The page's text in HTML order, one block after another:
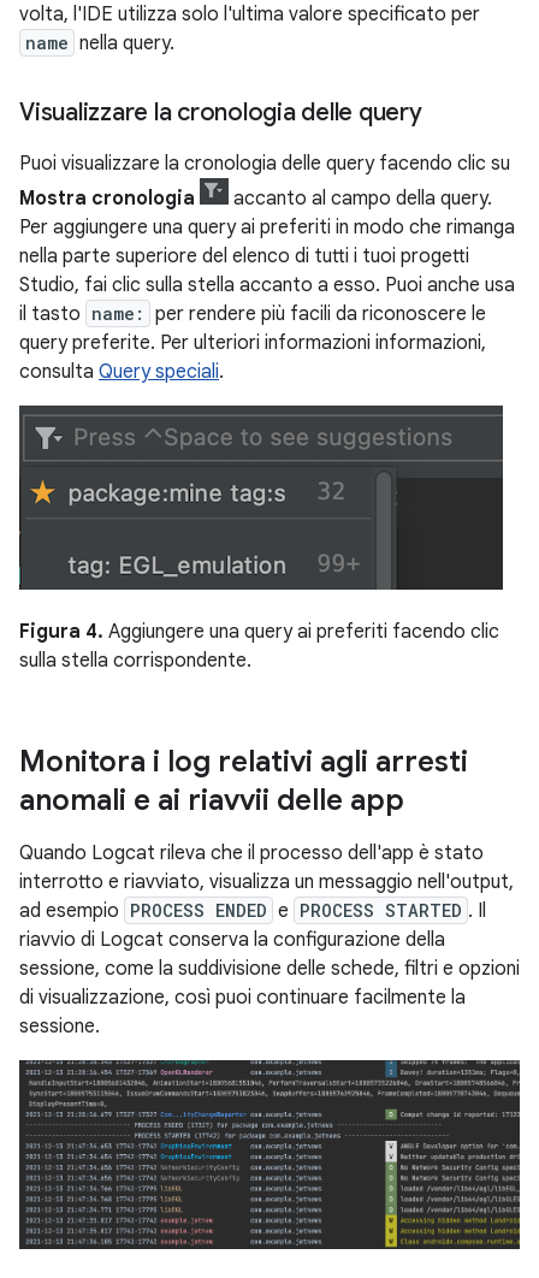
volta, l'IDE utilizza solo l'ultima valore specificato per
name nella query.
Visualizzare la cronologia delle query
Puoi visualizzare la cronologia delle query facendo clic su
Mostra cronologia
accanto al campo della query.
Per aggiungere una query ai preferiti in modo che rimanga
nella parte superiore del elenco di tutti i tuoi progetti
Studio, fai clic sulla stella accanto a esso. Puoi anche usa
il tasto name:
per rendere più facili da riconoscere le
query preferite. Per ulteriori informazioni informazioni,
consulta Query speciali.
Figura 4. Aggiungere una query ai preferiti facendo clic
sulla stella corrispondente.
Monitora i log relativi agli arresti
anomali e ai riavvii delle app
Quando Logcat rileva che il processo dell'app è stato
interrotto e riavviato, visualizza un messaggio nell'output,
ad esempio PROCESS ENDED e PROCESS STARTED . Il
riavvio di Logcat conserva la configurazione della
sessione, come la suddivisione delle schede, filtri e opzioni
di visualizzazione, così puoi continuare facilmente la
sessione.